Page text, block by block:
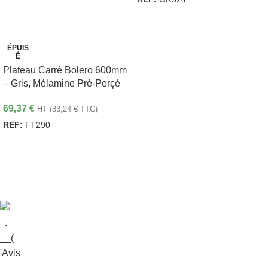
ÉPUIS
É
Plateau Carré Bolero 600mm
– Gris, Mélamine Pré-Perçé
69,37 € HT (83,24 € TTC)
REF: FT290